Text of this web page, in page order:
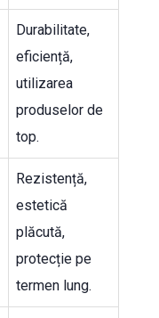
Durabilitate,
eficiență,
utilizarea
produselor de
top.
Rezistență,
estetică
plăcută,
protecție pe
termen lung.